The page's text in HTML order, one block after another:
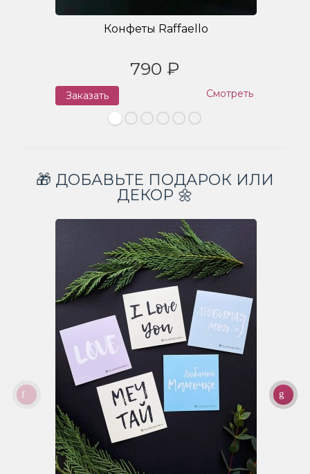
Конфеты Raffaello
790 ₽
Заказать Смотреть
🎁 ДОБАВЬТЕ ПОДАРОК ИЛИ
ДЕКОР 🌼